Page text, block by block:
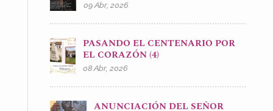
09 Abr, 2026
PASANDO EL CENTENARIO POR
EL CORAZÓN (4)
08 Abr, 2026
ANUNCIACIÓN DEL SEÑOR